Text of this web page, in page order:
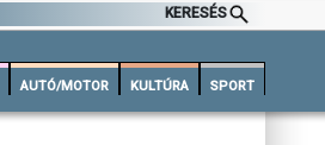
KERESÉS
AUTÓ/MOTOR KULTÚRA SPORT